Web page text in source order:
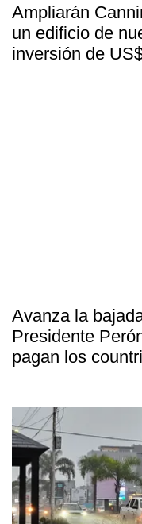
Ampliarán
un edificio de
inversión de
Avanza la
Presidente
pagan los